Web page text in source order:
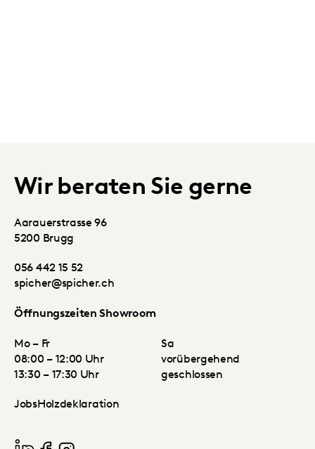
Wir beraten Sie gerne
Aarauerstrasse 96
5200 Brugg
056 442 15 52
spicher@spicher.ch
Öffnungszeiten Showroom
Mo – Fr
08:00 – 12:00 Uhr
13:30 – 17:30 Uhr
Sa
vorübergehend
geschlossen
JobsHolzdeklaration